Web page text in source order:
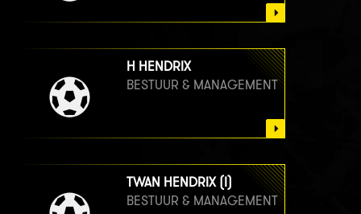
H HENDRIX
BESTUUR & MANAGEMENT
TWAN HENDRIX (I)
BESTUUR & MANAGEMENT